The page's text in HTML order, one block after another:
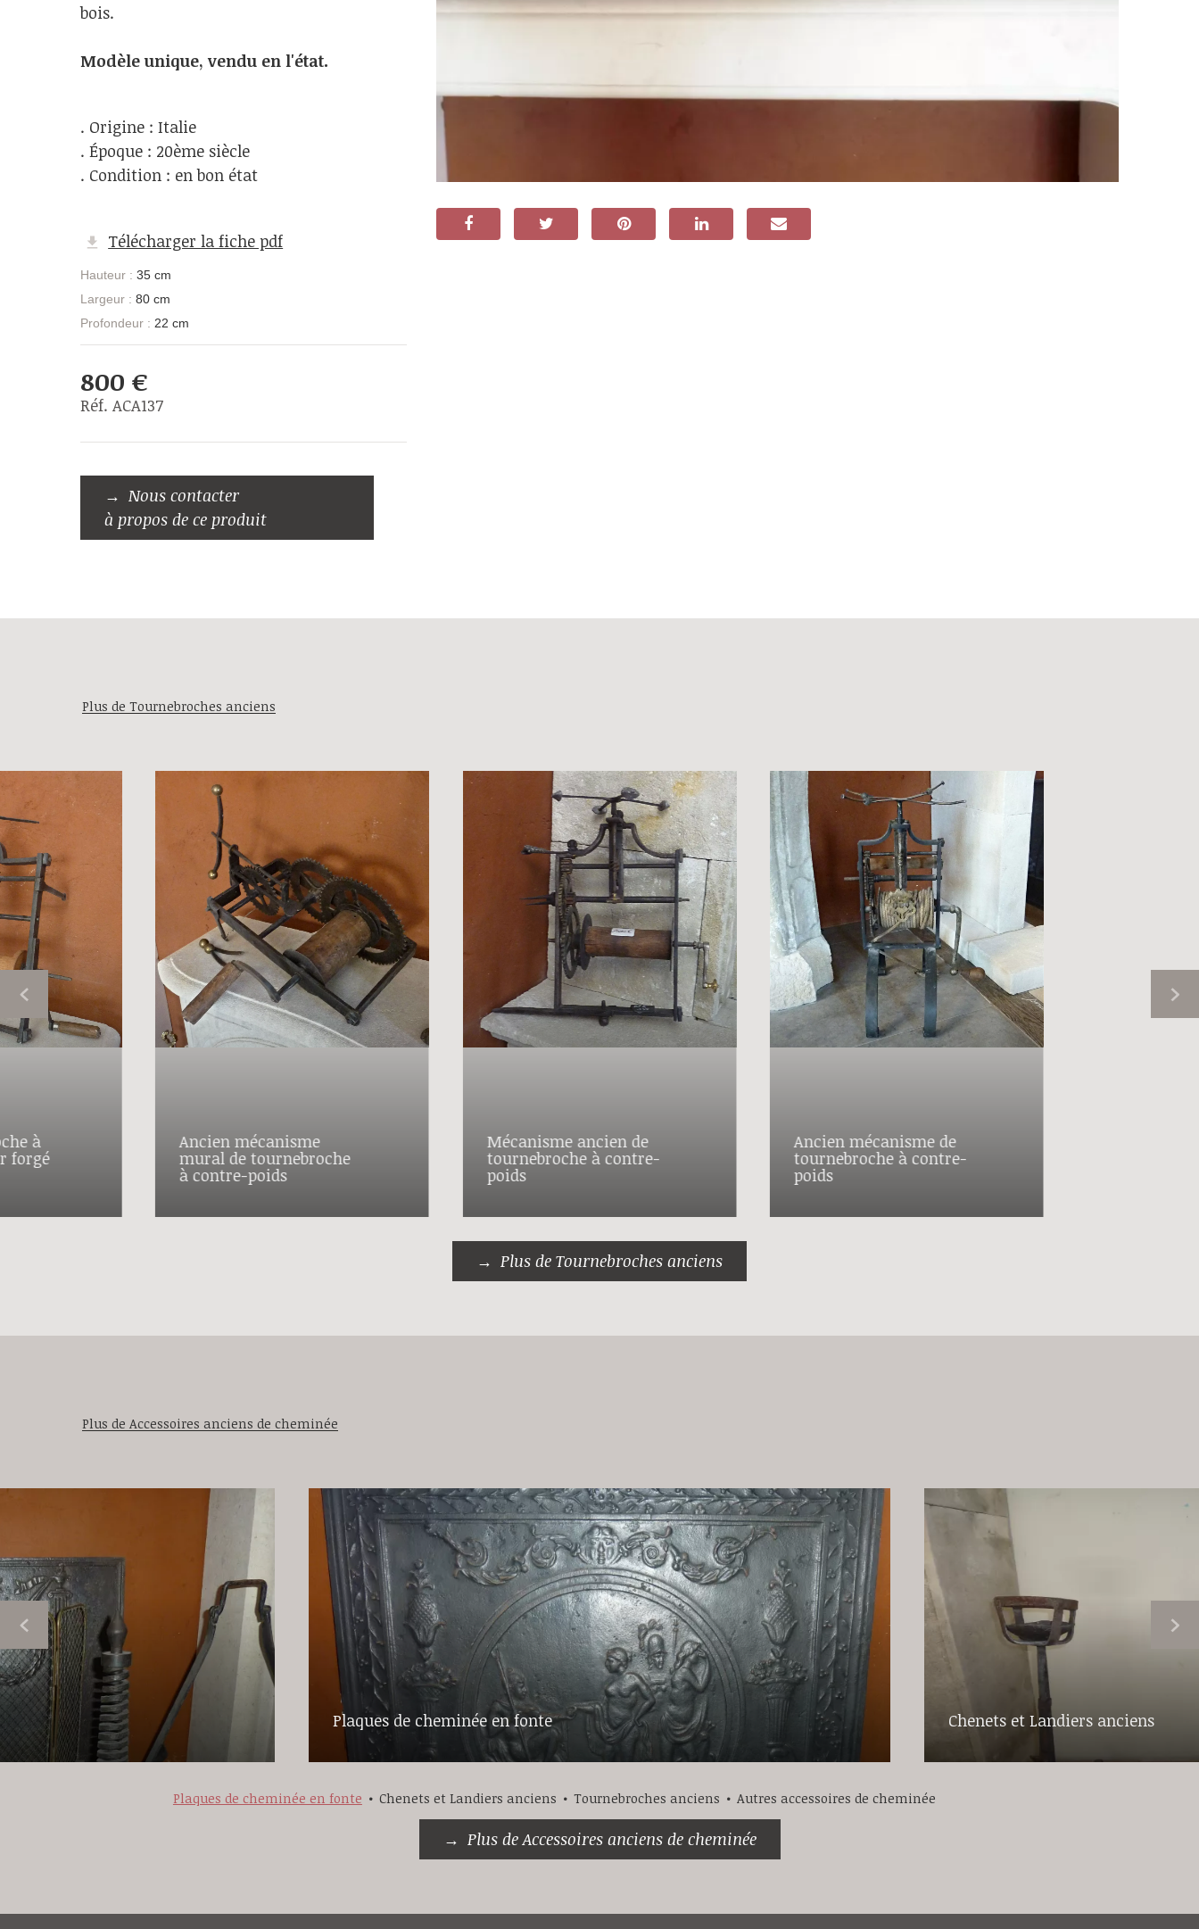
bois.
Modèle unique, vendu en l'état.
. Origine : Italie
. Époque : 20ème siècle
. Condition : en bon état
Télécharger la fiche pdf
Hauteur : 35 cm
Largeur : 80 cm
Profondeur : 22 cm
800 €
Réf. ACA137
Nous contacter
à propos de ce produit
Plus de Tournebroches anciens
Mécanisme ancien de
tournebroche à contre-
poids
Ancien mécanisme de
tournebroche à contre-
poids
à
forgé
Ancien mécanisme
mural de tournebroche
à contre-poids
Plus de Tournebroches anciens
Plus de Accessoires anciens de cheminée
Plaques de cheminée en fonte Chenets et Landiers anciens
Plaques de cheminée en fonte Chenets et Landiers anciens Tournebroches anciens Autres accessoires de cheminée
Plus de Accessoires anciens de cheminée